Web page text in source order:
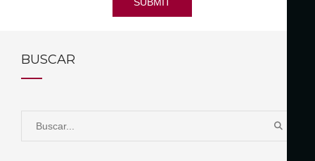
SUBMIT
BUSCAR
B